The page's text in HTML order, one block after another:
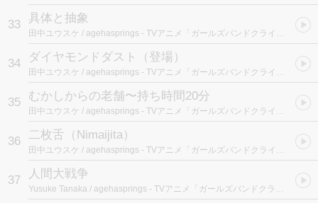
33 具体と抽象
田中ユウスケ / agehasprings - TVアニメ「ガールズバンドクライ」 (オリジナルサウンドトラック)
34 ダイヤモンドダスト（登場）
田中ユウスケ / agehasprings - TVアニメ「ガールズバンドクライ」 (オリジナルサウンドトラック)
35 むかしからの老舗〜持ち時間20分
田中ユウスケ / agehasprings - TVアニメ「ガールズバンドクライ」 (オリジナルサウンドトラック)
36 二枚舌（Nimaijita）
田中ユウスケ / agehasprings - TVアニメ「ガールズバンドクライ」 (オリジナルサウンドトラック)
37 人間大戦争
Yusuke Tanaka / agehasprings - TVアニメ「ガールズバンドクライ」 (オリジナルサウンドトラック)